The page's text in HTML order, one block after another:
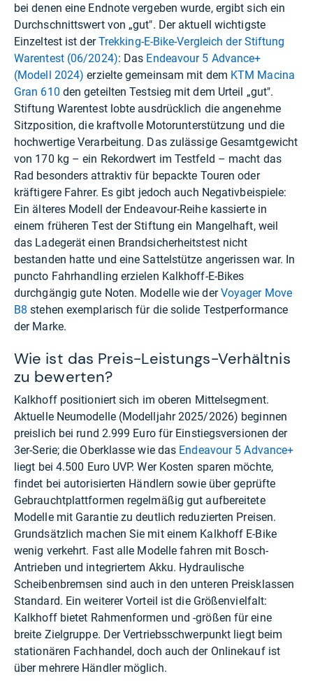
bei denen eine Endnote vergeben wurde, ergibt sich ein
Durchschnittswert von „gut". Der aktuell wichtigste
Einzeltest ist derTrekking-E-Bike-Vergleich der Stiftung
Warentest (06/2024): Das Endeavour 5 Advance+
(Modell 2024) erzielte gemeinsam mit dem KTM Macina
Gran 610 den geteilten Testsieg mit dem Urteil „gut".
Stiftung Warentest lobte ausdrücklich die angenehme
Sitzposition, die kraftvolle Motorunterstützung und die
hochwertige Verarbeitung. Das zulässige Gesamtgewicht
von 170 kg – ein Rekordwert im Testfeld – macht das
Rad besonders attraktiv für bepackte Touren oder
kräftigere Fahrer. Es gibt jedoch auch Negativbeispiele:
Ein älteres Modell der Endeavour-Reihe kassierte in
einem früheren Test der Stiftung ein Mangelhaft, weil
das Ladegerät einen Brandsicherheitstest nicht
bestanden hatte und eine Sattelstütze angerissen war. In
puncto Fahrhandling erzielen Kalkhoff-E-Bikes
durchgängig gute Noten. Modelle wie derVoyager Move
B8 stehen exemplarisch für die solide Testperformance
der Marke.
Wie ist das Preis-Leistungs-Verhältnis
zu bewerten?
Kalkhoff positioniert sich im oberen Mittelsegment.
Aktuelle Neumodelle (Modelljahr 2025/2026) beginnen
preislich bei rund 2.999 Euro für Einstiegsversionen der
3er-Serie; die Oberklasse wie das Endeavour 5 Advance+
liegt bei 4.500 Euro UVP. Wer Kosten sparen möchte,
findet bei autorisierten Händlern sowie über geprüfte
Gebrauchtplattformen regelmäßig gut aufbereitete
Modelle mit Garantie zu deutlich reduzierten Preisen.
Grundsätzlich machen Sie mit einem Kalkhoff E-Bike
wenig verkehrt. Fast alle Modelle fahren mit Bosch-
Antrieben und integriertem Akku. Hydraulische
Scheibenbremsen sind auch in den unteren Preisklassen
Standard. Ein weiterer Vorteil ist die Größenvielfalt:
Kalkhoff bietet Rahmenformen und -größen für eine
breite Zielgruppe. Der Vertriebsschwerpunkt liegt beim
stationären Fachhandel, doch auch der Onlinekauf ist
über mehrere Händler möglich.